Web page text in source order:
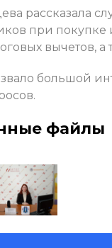
рассказала
при
вычетов, а
большой
файлы